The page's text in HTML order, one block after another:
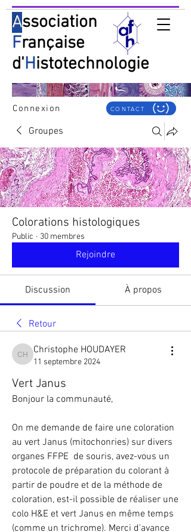
Association
Française
d'Histotechnologie
Connexion CONTACT
Groupes
Colorations histologiques
Public · 30 membres
Rejoindre
Discussion À propos
Retour
Christophe HOUDAYER
Christophe HOUDAYER
11 septembre 2024
Vert Janus
Bonjour la communauté,
On me demande de faire une coloration
au vert Janus (mitochonries) sur divers
organes FFPE  de souris, avez-vous un
protocole de préparation du colorant à
partir de poudre et de la méthode de
coloration, est-il possible de réaliser une
colo H&E et vert Janus en même temps
(comme un trichrome). Merci d'avance